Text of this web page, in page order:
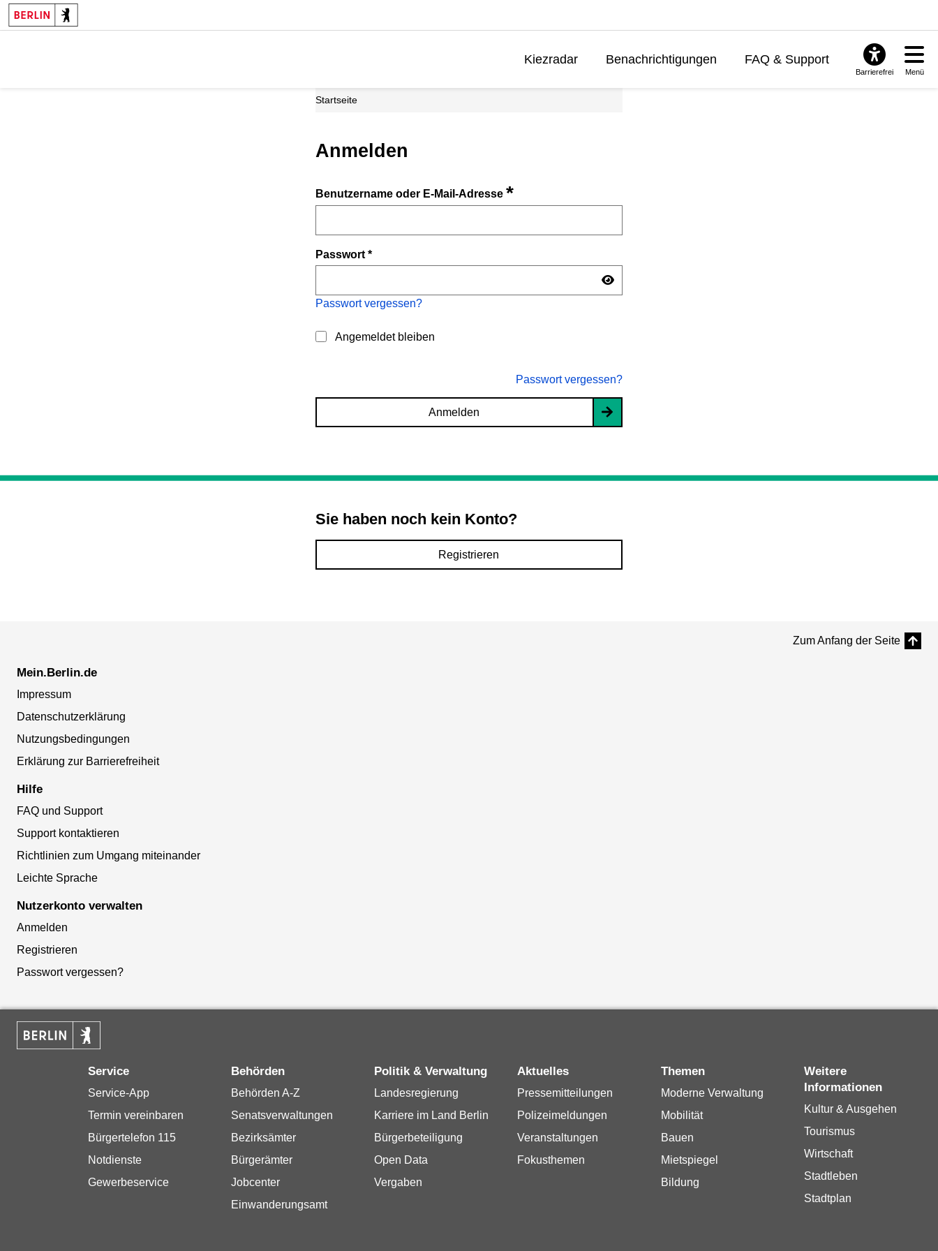
Kiezradar Benachrichtigungen FAQ & Support
Barrierefrei Menü
Startseite
Anmelden
Benutzername oder E-Mail-Adresse*
Passwort*
Passwort vergessen?
Angemeldet bleiben
Passwort vergessen?
Anmelden
Sie haben noch kein Konto?
Registrieren
Zum Anfang der Seite
Mein.Berlin.de
Impressum
Datenschutzerklärung
Nutzungsbedingungen
Erklärung zur Barrierefreiheit
Hilfe
FAQ und Support
Support kontaktieren
Richtlinien zum Umgang miteinander
Leichte Sprache
Nutzerkonto verwalten
Anmelden
Registrieren
Passwort vergessen?
Service
Service-App
Termin vereinbaren
Bürgertelefon 115
Notdienste
Gewerbeservice
Behörden
Behörden A-Z
Senatsverwaltungen
Bezirksämter
Bürgerämter
Jobcenter
Einwanderungsamt
Politik & Verwaltung
Landesregierung
Karriere im Land Berlin
Bürgerbeteiligung
Open Data
Vergaben
Aktuelles
Pressemitteilungen
Polizeimeldungen
Veranstaltungen
Fokusthemen
Themen
Moderne Verwaltung
Mobilität
Bauen
Mietspiegel
Bildung
Weitere
Informationen
Kultur & Ausgehen
Tourismus
Wirtschaft
Stadtleben
Stadtplan